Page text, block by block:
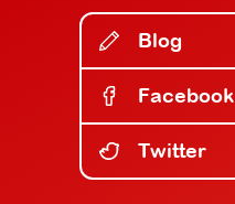
Blog
Facebook
Twitter